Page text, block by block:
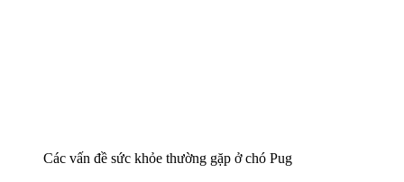
Các vấn đề sức khỏe thường gặp ở chó Pug